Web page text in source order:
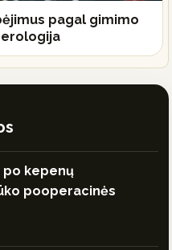
pagal gimimo
po kepenų
pooperacinės